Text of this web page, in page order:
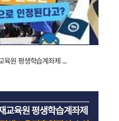
육원 평생학습계좌제 ...